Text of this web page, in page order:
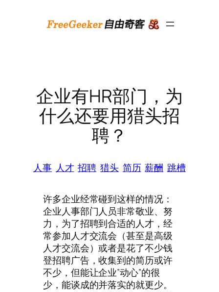
企业有HR部门，为
什么还要用猎头招
聘？
人事 人才 招聘 猎头 简历 薪酬 跳槽
许多企业经常碰到这样的情况：
企业人事部门人员非常敬业、努
力，为了招聘到合适的人才，经
常参加人才交流会（甚至是高级
人才交流会）或者是花了不少钱
登招聘广告，收集到的简历或许
不少，但能让企业”动心”的很
少，能谈成的并落实的就更少。